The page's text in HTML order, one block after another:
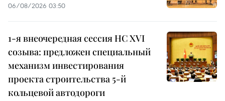
06/08/2026 03:50
1-я внеочередная сессия НС XVI
созыва: предложен специальный
механизм инвестирования
проекта строительства 5-й
кольцевой автодороги